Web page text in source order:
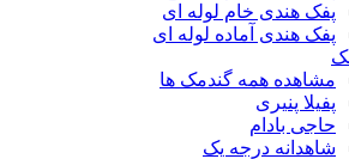
پفک هندی خام لوله ای
پفک هندی آماده لوله ای
مشاهده همه گندمک ها
پفیلا پنیری
حاجی بادام
شاهدانه درجه یک